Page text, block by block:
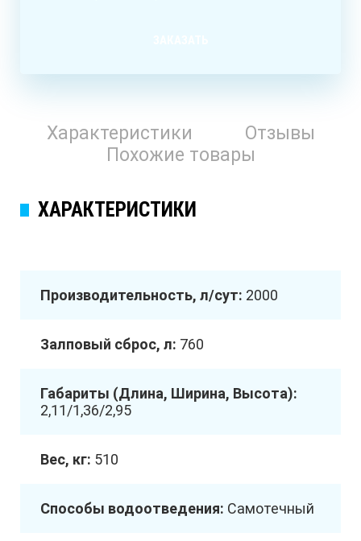
Характеристики
Отзывы
Похожие товары
ХАРАКТЕРИСТИКИ
Производительность, л/сут: 2000
Залповый сброс, л: 760
Габариты (Длина, Ширина, Высота):
2,11/1,36/2,95
Вес, кг: 510
Способы водоотведения: Самотечный